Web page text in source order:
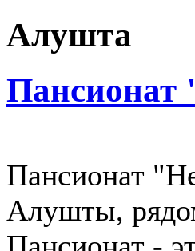
Алушта
Пансионат
Пансионат
Алушты,